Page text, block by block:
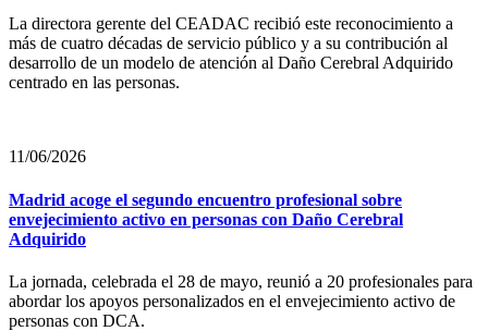
La directora gerente del CEADAC recibió este reconocimiento a
más de cuatro décadas de servicio público y a su contribución al
desarrollo de un modelo de atención al Daño Cerebral Adquirido
centrado en las personas.
11/06/2026
Madrid acoge el segundo encuentro profesional sobre
envejecimiento activo en personas con Daño Cerebral
Adquirido
La jornada, celebrada el 28 de mayo, reunió a 20 profesionales para
abordar los apoyos personalizados en el envejecimiento activo de
personas con DCA.